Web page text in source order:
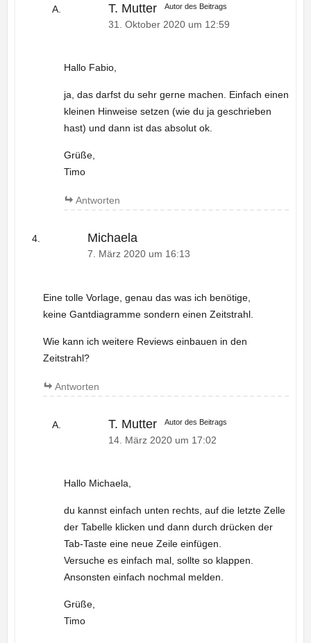
T. Mutter Autor des Beitrags
31. Oktober 2020 um 12:59
Hallo Fabio,
ja, das darfst du sehr gerne machen. Einfach einen
kleinen Hinweise setzen (wie du ja geschrieben
hast) und dann ist das absolut ok.
Grüße,
Timo
Antworten
Michaela
7. März 2020 um 16:13
Eine tolle Vorlage, genau das was ich benötige,
keine Gantdiagramme sondern einen Zeitstrahl.
Wie kann ich weitere Reviews einbauen in den
Zeitstrahl?
Antworten
T. Mutter Autor des Beitrags
14. März 2020 um 17:02
Hallo Michaela,
du kannst einfach unten rechts, auf die letzte Zelle
der Tabelle klicken und dann durch drücken der
Tab-Taste eine neue Zeile einfügen.
Versuche es einfach mal, sollte so klappen.
Ansonsten einfach nochmal melden.
Grüße,
Timo